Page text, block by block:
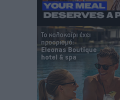
“Η Ευρώπη αντιμετώπιζε το
τρόμου” – Η συγκλονιστική
Γιασιράνη στον RV για τα
Σύμφωνο της Λέρου
Τοπικές Ειδήσεις • πριν 11 ώρες
Συναυλία με τον Γιάννη